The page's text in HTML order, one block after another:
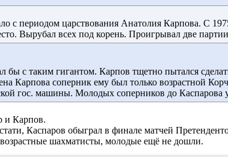
с периодом царствования Анатолия Карпова. С
Вырубал всех под корень. Проигрывал две
бы с таким гигантом. Карпов тщетно пытался
Карпова соперник ему был только возрастной
гос. машины. Молодых соперников до Каспарова
и Карпов.
Каспаров обыграл в финале матчей
шахматисты, молодые ещё не дошли.